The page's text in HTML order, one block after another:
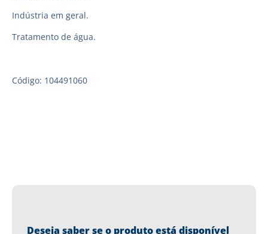
Indústria em geral.
Tratamento de água.
Código: 104491060
Deseja saber se o produto está disponível